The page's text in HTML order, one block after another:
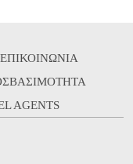
ΕΠΙΚΟΙΝΩΝΙΑ
AGENTS